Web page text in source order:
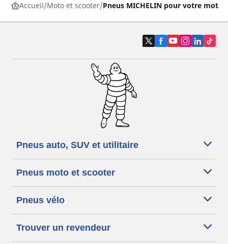
Accueil Moto et scooter Pneus MICHELIN pour votre moto
Pneus auto, SUV et utilitaire
Pneus moto et scooter
Pneus vélo
Trouver un revendeur